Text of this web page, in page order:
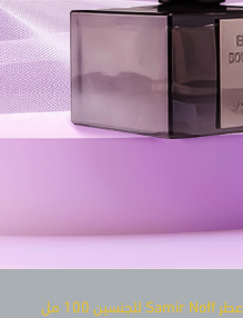
عطر Samir Noff للجنسين 100 مل